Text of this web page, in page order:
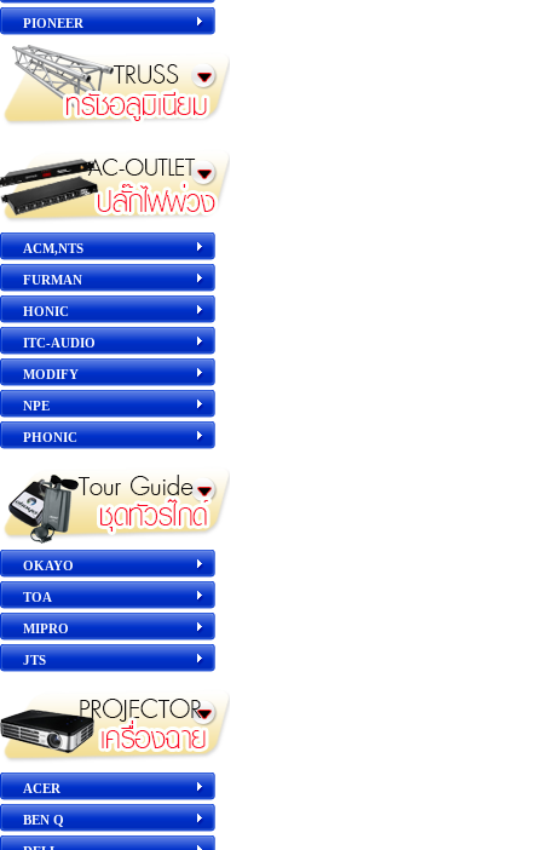
PIONEER
ACM,NTS
FURMAN
HONIC
ITC-AUDIO
MODIFY
NPE
PHONIC
OKAYO
TOA
MIPRO
JTS
ACER
BEN Q